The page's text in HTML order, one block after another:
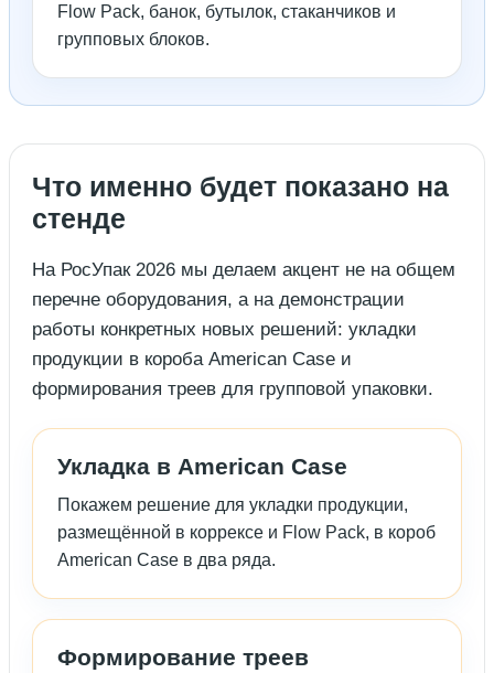
Flow Pack, банок, бутылок, стаканчиков и
групповых блоков.
Что именно будет показано на
стенде
На РосУпак 2026 мы делаем акцент не на общем
перечне оборудования, а на демонстрации
работы конкретных новых решений: укладки
продукции в короба American Case и
формирования треев для групповой упаковки.
Укладка в American Case
Покажем решение для укладки продукции,
размещённой в коррексе и Flow Pack, в короб
American Case в два ряда.
Формирование треев